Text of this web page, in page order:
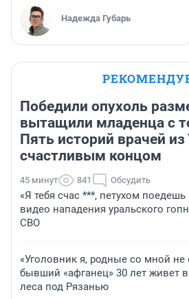
Надежда Губарь
Победили опухоль
вытащили младенца с
Пять историй врачей
счастливым концом
45 минут 841 Обсудить
«Я тебя счас ***, петухом
видео нападения уральского
СВО
«Уголовник я, родные со мной не
бывший «афганец» 30 лет живет
леса под Рязанью